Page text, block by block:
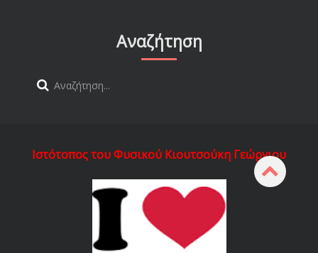
Αναζήτηση
Ιστότοπος του Φυσικού Κιουτσούκη Γεώργιου